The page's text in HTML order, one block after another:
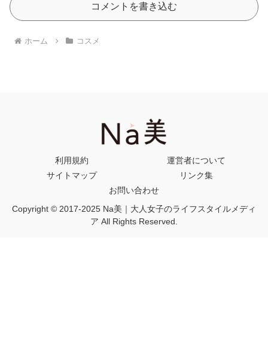
コメントを書き込む
ホーム コスメ
利用規約
運営者について
サイトマップ
リンク集
お問い合わせ
Copyright © 2017-2025 Na美｜大人女子のライフスタイルメディ
ア All Rights Reserved.